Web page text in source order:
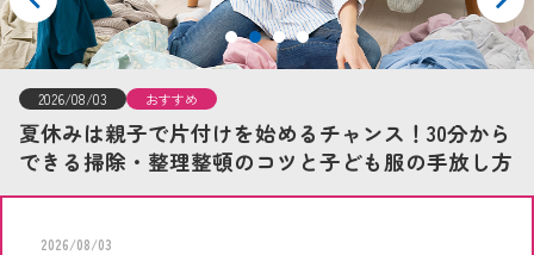
2026/08/03 おすすめ
夏休みは親子で片付けを始めるチャンス！30分から
できる掃除・整理整頓のコツと子ども服の手放し方
2026/08/03